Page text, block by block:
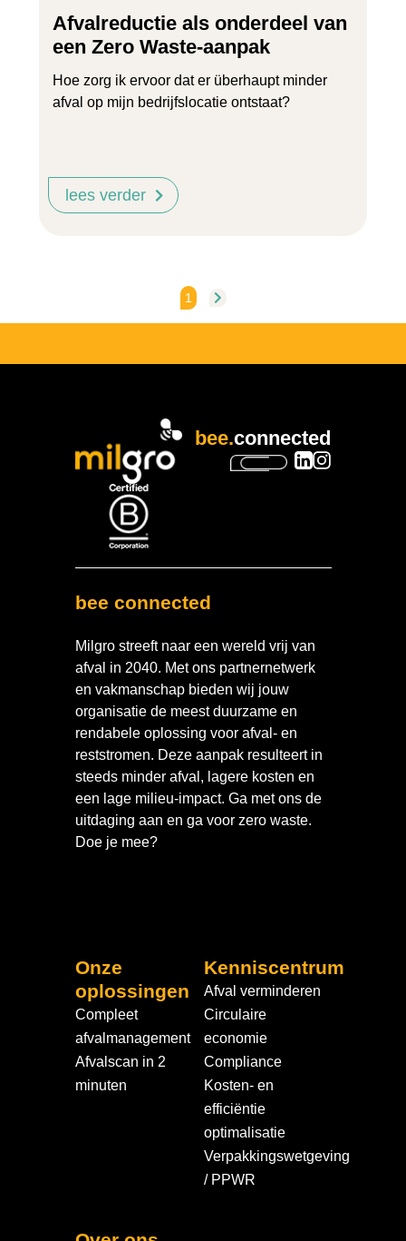
Afvalreductie als onderdeel van
een Zero Waste-aanpak
Hoe zorg ik ervoor dat er überhaupt minder
afval op mijn bedrijfslocatie ontstaat?
lees verder
1
bee.connected
bee connected
Milgro streeft naar een wereld vrij van
afval in 2040. Met ons partnernetwerk
en vakmanschap bieden wij jouw
organisatie de meest duurzame en
rendabele oplossing voor afval- en
reststromen. Deze aanpak resulteert in
steeds minder afval, lagere kosten en
een lage milieu-impact. Ga met ons de
uitdaging aan en ga voor zero waste.
Doe je mee?
Onze
oplossingen
Compleet
afvalmanagement
Afvalscan in 2
minuten
Kenniscentrum
Afval verminderen
Circulaire
economie
Compliance
Kosten- en
efficiëntie
optimalisatie
Verpakkingswetgeving
/ PPWR